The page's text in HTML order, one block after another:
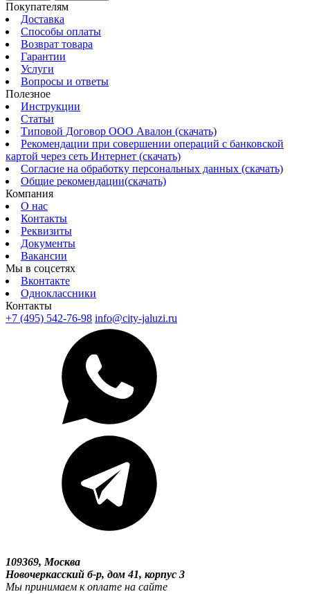
Покупателям
Доставка
Способы оплаты
Возврат товара
Гарантии
Услуги
Вопросы и ответы
Полезное
Инструкции
Статьи
Типовой Договор ООО Авалон (скачать)
Рекомендации при совершении операций с банковской
картой через сеть Интернет (скачать)
Согласие на обработку персональных данных (скачать)
Общие рекомендации(скачать)
Компания
О нас
Контакты
Реквизиты
Документы
Вакансии
Мы в соцсетях
Вконтакте
Одноклассники
Контакты
+7 (495) 542-76-98 info@city-jaluzi.ru
109369, Москва
Новочеркасский б-р, дом 41, корпус 3
Мы принимаем к оплате на сайте